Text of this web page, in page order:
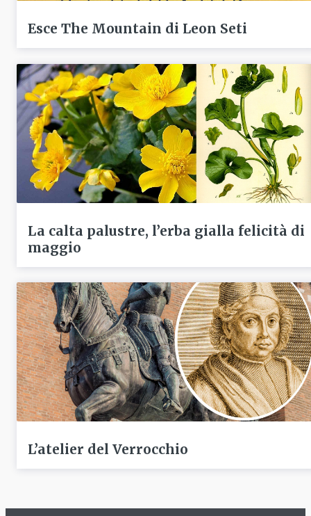
Esce The Mountain di Leon Seti
La calta palustre, l’erba gialla felicità di
maggio
L’atelier del Verrocchio